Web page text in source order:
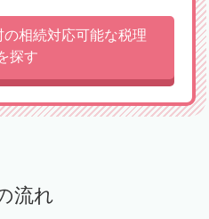
相続対応可能な税理
探す
流れ